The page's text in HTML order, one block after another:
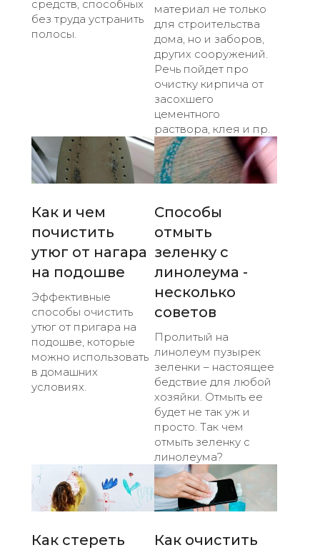
средств, способных
без труда устранить
полосы.
материал не только
для строительства
дома, но и заборов,
других сооружений.
Речь пойдет про
очистку кирпича от
засохшего
цементного
раствора, клея и пр.
Как и чем
почистить
утюг от нагара
на подошве
Эффективные
способы очистить
утюг от пригара на
подошве, которые
можно использовать
в домашних
условиях.
Способы
отмыть
зеленку с
линолеума -
несколько
советов
Пролитый на
линолеум пузырек
зеленки – настоящее
бедствие для любой
хозяйки. Отмыть ее
будет не так уж и
просто. Так чем
отмыть зеленку с
линолеума?
Как стереть
Как очистить